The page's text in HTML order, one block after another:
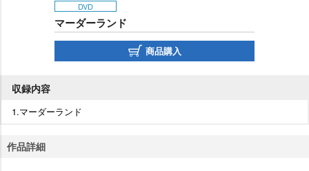
DVD
マーダーランド
商品購入
収録内容
1.マーダーランド
作品詳細